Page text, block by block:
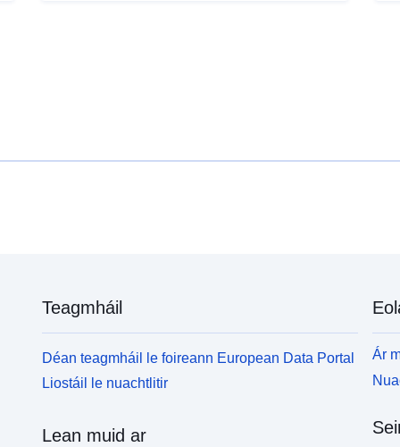
Teagmháil
Déan teagmháil le foireann European Data Portal
Liostáil le nuachtlitir
Lean muid ar
Ár